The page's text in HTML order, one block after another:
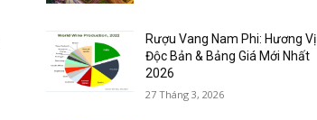
Rượu Vang Nam Phi: Hương Vị
Độc Bản & Bảng Giá Mới Nhất
2026
27 Tháng 3, 2026